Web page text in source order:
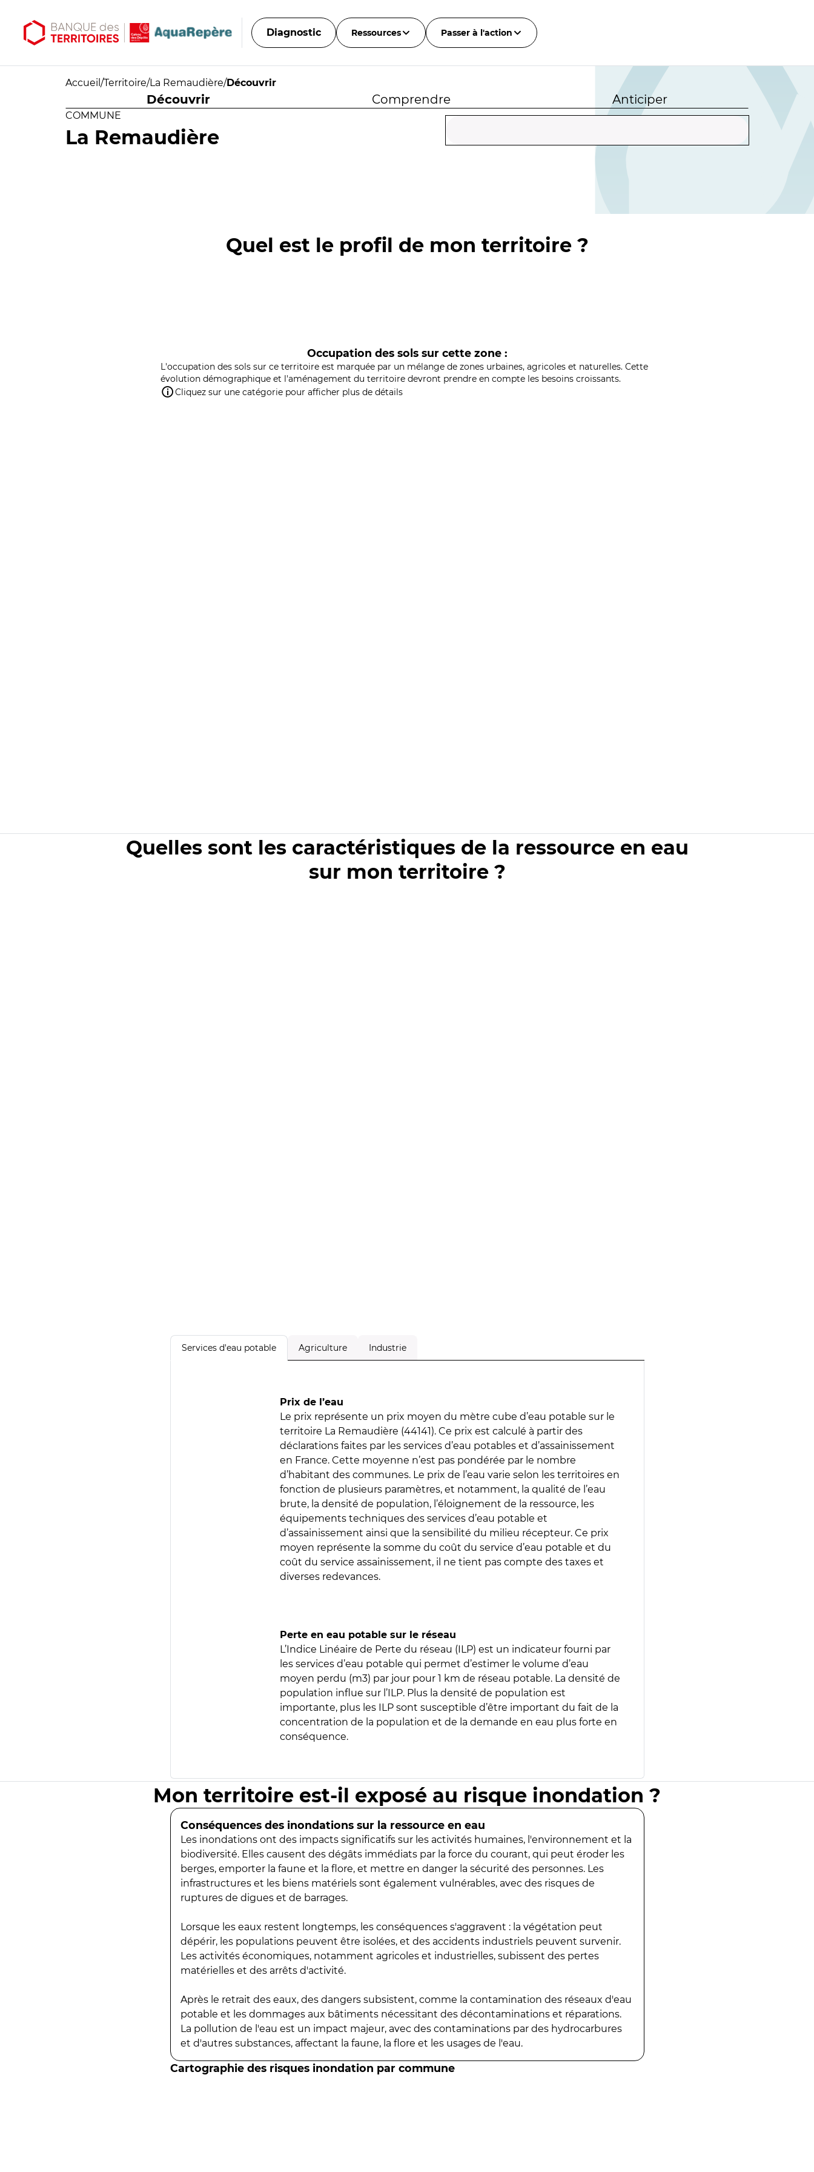
Diagnostic Ressources Passer à l'action
Accueil /Territoire/La Remaudière/Découvrir
Découvrir Comprendre Anticiper
COMMUNE
La Remaudière
Quel est le profil de mon territoire ?
Occupation des sols sur cette zone :
L'occupation des sols sur ce territoire est marquée par un mélange de zones urbaines, agricoles et naturelles. Cette
évolution démographique et l'aménagement du territoire devront prendre en compte les besoins croissants.
Cliquez sur une catégorie pour afficher plus de détails
Quelles sont les caractéristiques de la ressource en eau
sur mon territoire ?
Services d'eau potable Agriculture Industrie
Prix de l’eau
Le prix représente un prix moyen du mètre cube d’eau potable sur le
territoire La Remaudière (44141). Ce prix est calculé à partir des
déclarations faites par les services d’eau potables et d’assainissement
en France. Cette moyenne n’est pas pondérée par le nombre
d’habitant des communes. Le prix de l’eau varie selon les territoires en
fonction de plusieurs paramètres, et notamment, la qualité de l’eau
brute, la densité de population, l’éloignement de la ressource, les
équipements techniques des services d’eau potable et
d’assainissement ainsi que la sensibilité du milieu récepteur. Ce prix
moyen représente la somme du coût du service d’eau potable et du
coût du service assainissement, il ne tient pas compte des taxes et
diverses redevances.
Perte en eau potable sur le réseau
L’Indice Linéaire de Perte du réseau (ILP) est un indicateur fourni par
les services d’eau potable qui permet d’estimer le volume d’eau
moyen perdu (m3) par jour pour 1 km de réseau potable. La densité de
population influe sur l’ILP. Plus la densité de population est
importante, plus les ILP sont susceptible d’être important du fait de la
concentration de la population et de la demande en eau plus forte en
conséquence.
Mon territoire est-il exposé au risque inondation ?
Conséquences des inondations sur la ressource en eau
Les inondations ont des impacts significatifs sur les activités humaines, l'environnement et la
biodiversité. Elles causent des dégâts immédiats par la force du courant, qui peut éroder les
berges, emporter la faune et la flore, et mettre en danger la sécurité des personnes. Les
infrastructures et les biens matériels sont également vulnérables, avec des risques de
ruptures de digues et de barrages.
Lorsque les eaux restent longtemps, les conséquences s'aggravent : la végétation peut
dépérir, les populations peuvent être isolées, et des accidents industriels peuvent survenir.
Les activités économiques, notamment agricoles et industrielles, subissent des pertes
matérielles et des arrêts d'activité.
Après le retrait des eaux, des dangers subsistent, comme la contamination des réseaux d'eau
potable et les dommages aux bâtiments nécessitant des décontaminations et réparations.
La pollution de l'eau est un impact majeur, avec des contaminations par des hydrocarbures
et d'autres substances, affectant la faune, la flore et les usages de l'eau.
Cartographie des risques inondation par commune